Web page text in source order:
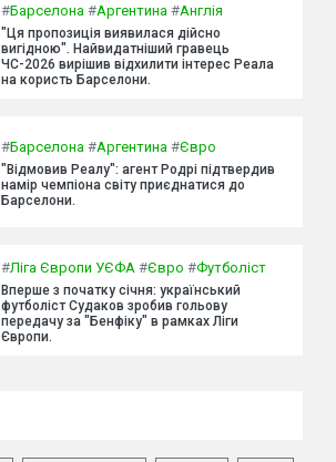
#Барселона #Аргентина #Англія
"Ця пропозиція виявилася дійсно
вигідною". Найвидатніший гравець
ЧС-2026 вирішив відхилити інтерес Реала
на користь Барселони.
#Барселона #Аргентина #Євро
"Відмовив Реалу": агент Родрі підтвердив
намір чемпіона світу приєднатися до
Барселони.
#Ліга Європи УЄФА #Євро #Футболіст
Вперше з початку січня: український
футболіст Судаков зробив гольову
передачу за "Бенфіку" в рамках Ліги
Європи.